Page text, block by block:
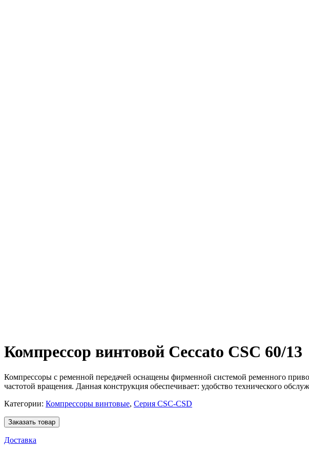
Компрессор винтовой Ceccato CSC 60/13
Компрессоры с ременной передачей оснащены фирменной системой ременного
частотой вращения. Данная конструкция обеспечивает: удобство технического
Категории: Компрессоры винтовые, Серия CSC-CSD
Заказать товар
Доставка